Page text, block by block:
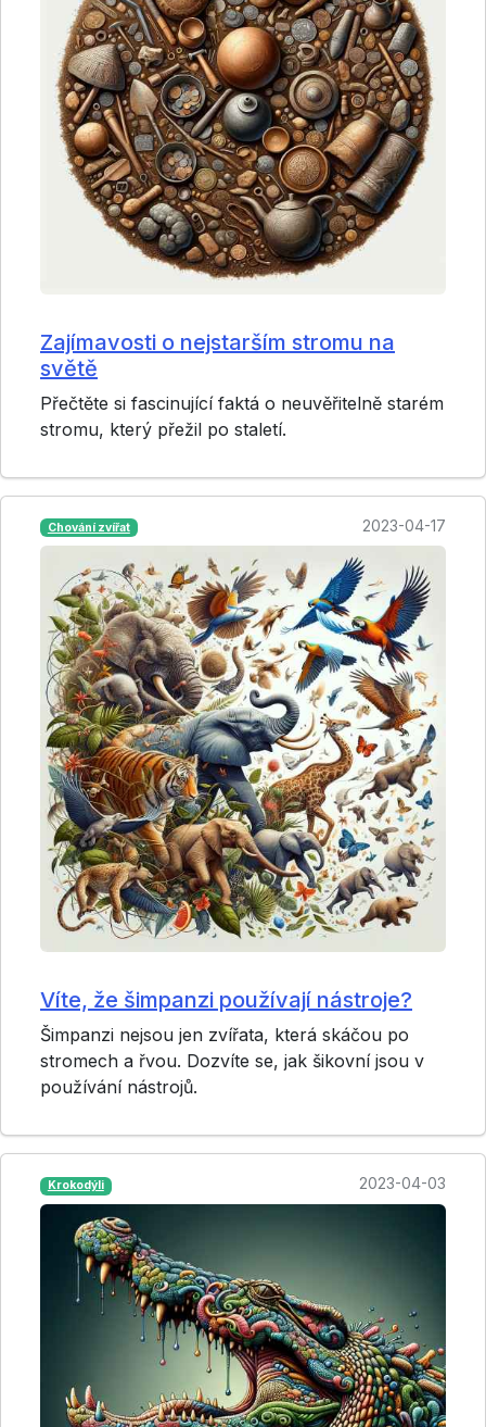
Zajímavosti o nejstarším stromu na
světě
Přečtěte si fascinující faktá o neuvěřitelně starém
stromu, který přežil po staletí.
Chování zvířat 2023-04-17
Víte, že šimpanzi používají nástroje?
Šimpanzi nejsou jen zvířata, která skáčou po
stromech a řvou. Dozvíte se, jak šikovní jsou v
používání nástrojů.
Krokodýli 2023-04-03